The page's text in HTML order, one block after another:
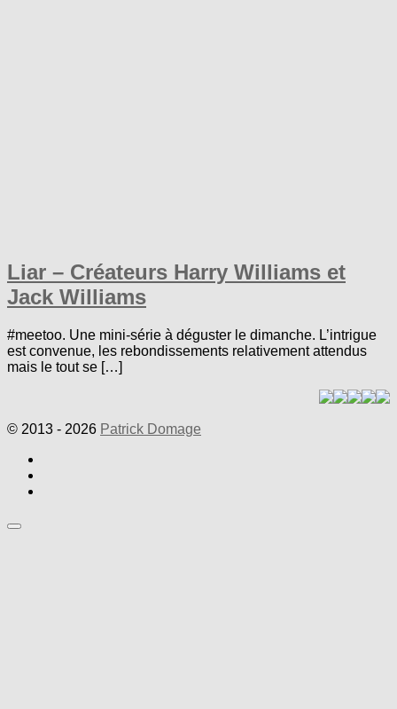
Liar – Créateurs Harry Williams et
Jack Williams
#meetoo. Une mini-série à déguster le dimanche. L’intrigue
est convenue, les rebondissements relativement attendus
mais le tout se […]
© 2013 - 2026 Patrick Domage